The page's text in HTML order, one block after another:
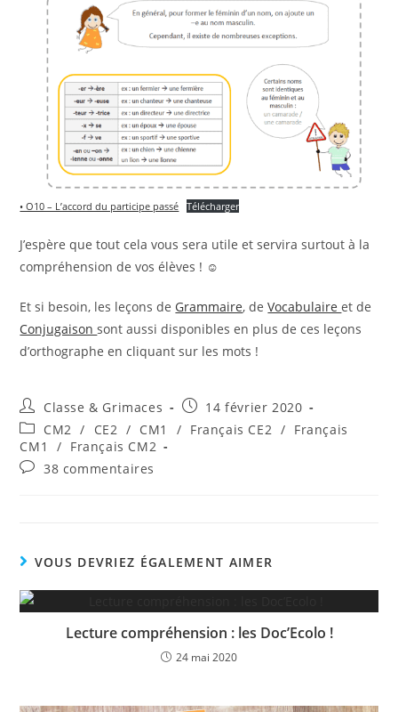
• O10 – L’accord du participe passé Télécharger
J’espère que tout cela vous sera utile et servira surtout à la
compréhension de vos élèves ! ☺
Et si besoin, les leçons de Grammaire, deVocabulaireet de
Conjugaisonsont aussi disponibles en plus de ces leçons
d’orthographe en cliquant sur les mots !
Auteur/autrice
de
la
publication :
Classe & Grimaces
Publication
publiée :
14 février 2020
Post
category:
CM2 / CE2 / CM1 / Français CE2 / Français
CM1
/ Français CM2
Commentaires
38 commentaires
VOUS DEVRIEZ ÉGALEMENT AIMER
Lecture compréhension : les Doc’Ecolo !
24 mai 2020